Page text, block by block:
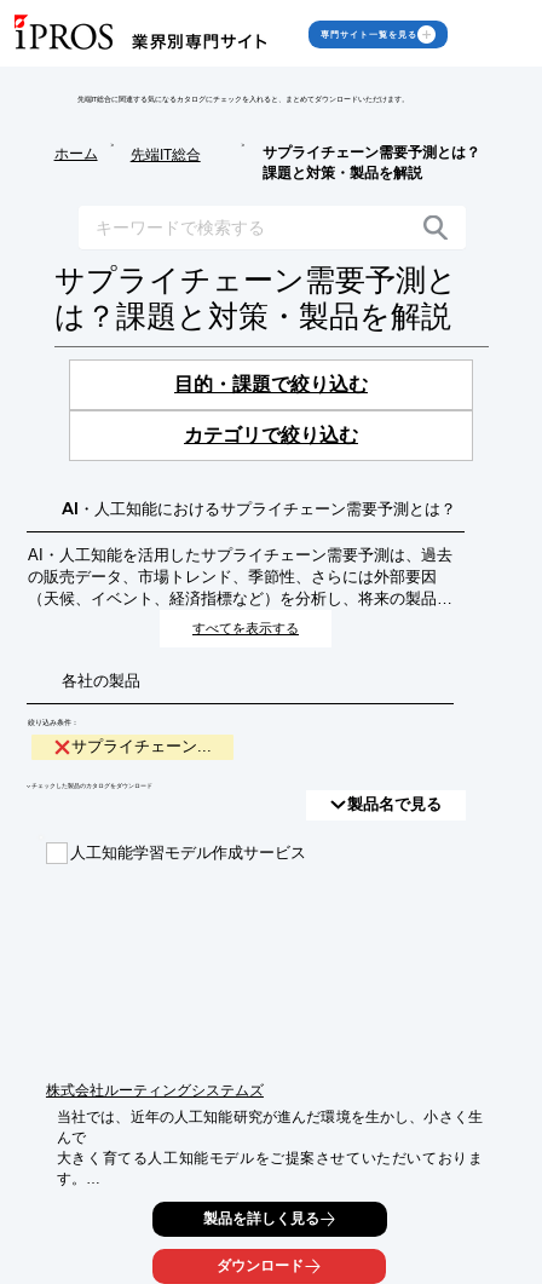
専門サイト一覧を見る
先端IT総合に関連する気になるカタログにチェックを入れると、まとめてダウンロードいただけます。
ホーム
>
先端IT総合
>
サプライチェーン需要予測とは？
課題と対策・製品を解説
サプライチェーン需要予測と
は？課題と対策・製品を解説
目的・課題で絞り込む
カテゴリで絞り込む
AI・人工知能におけるサプライチェーン需要予測とは？
AI・人工知能を活用したサプライチェーン需要予測は、過去
の販売データ、市場トレンド、季節性、さらには外部要因
（天候、イベント、経済指標など）を分析し、将来の製品や
サービスの需要を高精度に予測する技術です。これにより、
すべてを表示する
各社の製品
絞り込み条件：
サプライチェーン...
​▼チェックした製品のカタログをダウンロード
製品名で見る
人工知能学習モデル作成サービス
株式会社ルーティングシステムズ
当社では、近年の人工知能研究が進んだ環境を生かし、小さく生
んで
大きく育てる人工知能モデルをご提案させていただいておりま
す。
人工知能モデルの開発は初めから成功を確約できるものではな
時にその判断がなぜ導き出されるのかわからないこともございま
製品を詳しく見る
ダウンロード